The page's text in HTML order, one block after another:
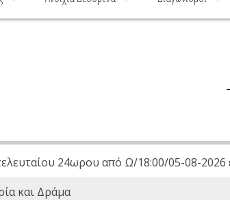
24ωρου από Ω/18:00/05-08-
και Δράμα